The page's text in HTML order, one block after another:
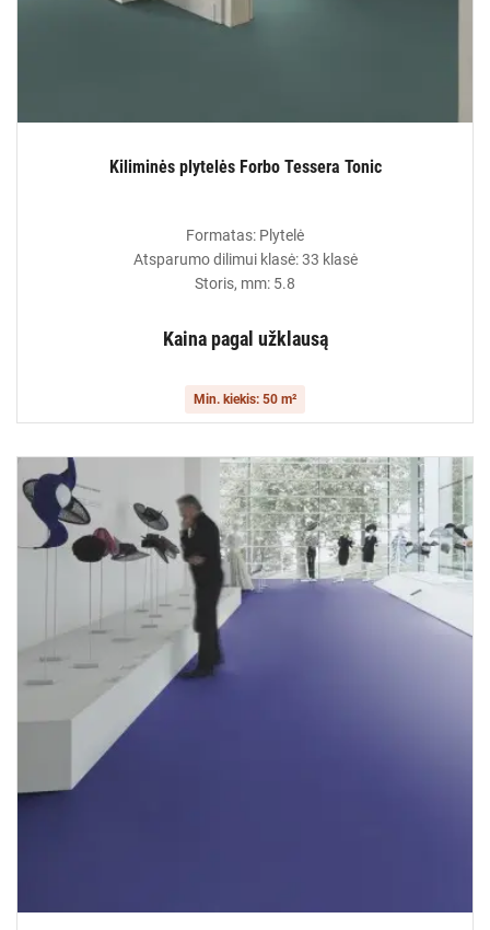
Kiliminės plytelės Forbo Tessera Tonic
Formatas: Plytelė
Atsparumo dilimui klasė: 33 klasė
Storis, mm: 5.8
Kaina pagal užklausą
Min. kiekis: 50 m²